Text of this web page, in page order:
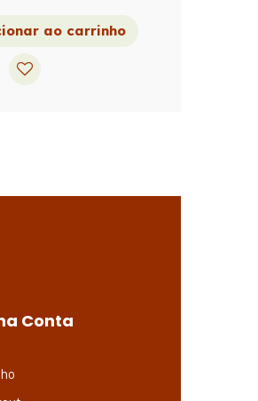
ao carrinho
Conta